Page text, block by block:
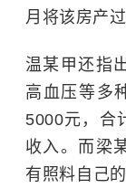
月将该房产
温某甲还指
高血压等多
5000元，合
收入。而梁
有照料自己